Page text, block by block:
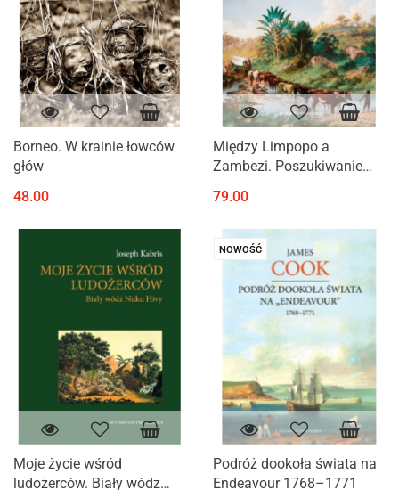
Borneo. W krainie łowców
głów
48.00
Między Limpopo a
Zambezi. Poszukiwanie
wschodniej Afryce
79.00
Moje życie wśród
ludożerców. Biały wódz
NOWOŚĆ
Podróż dookoła świata na
Endeavour 1768–1771